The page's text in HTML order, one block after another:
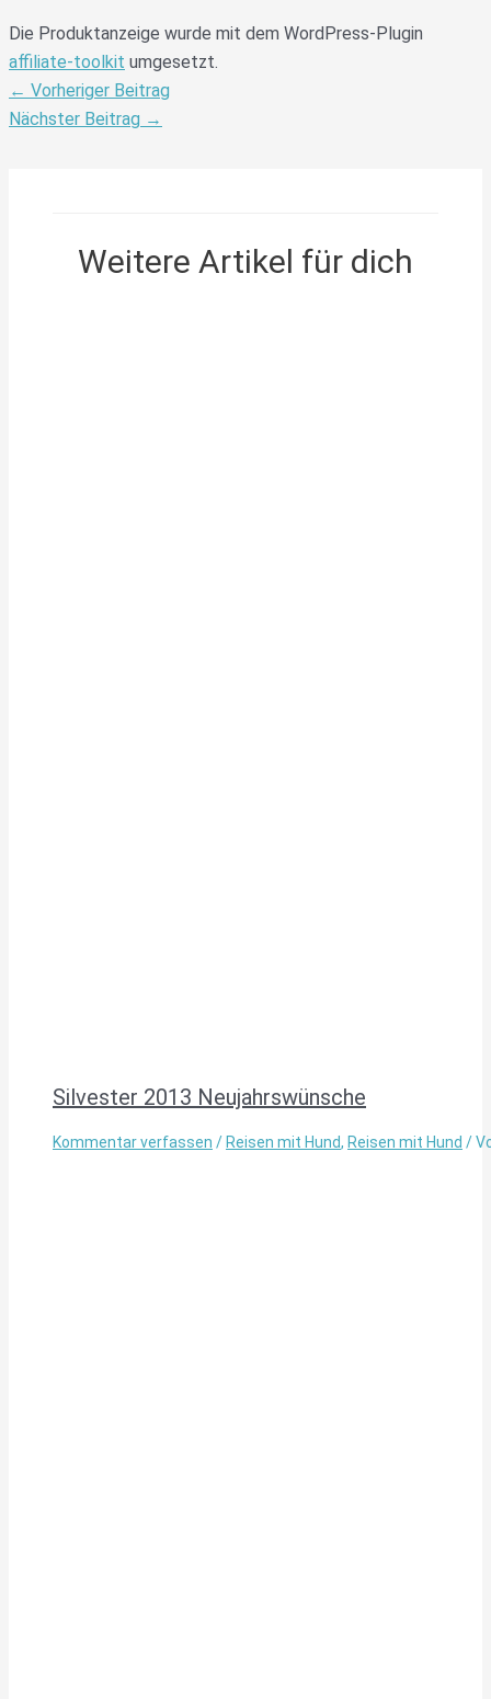
Die Produktanzeige wurde mit dem WordPress-Plugin
affiliate-toolkit umgesetzt.
← Vorheriger Beitrag
Nächster Beitrag →
Weitere Artikel für dich
Silvester 2013 Neujahrswünsche
Kommentar verfassen / Reisen mit Hund, Reisen mit Hund /